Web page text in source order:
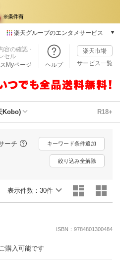
楽天グループのエンタメサービス
本/ゲーム/CD/DVD
楽天ブックス
楽天Kobo
動画配信
楽天TV
動画配信ガイド
無料テレビ
推し楽
容の確認・
セル
Myページ
ヘルプ
楽天市場
サービス一覧
Kobo) R18+
ーチ キーワード条件追加
絞り込み全解除
表示件数： 30件
ISBN：9784801300484
購入可能です